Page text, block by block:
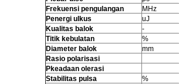
Frekuensi pengulangan
MHz
Penergi ulkus uJ
Kualitas balok
-
Titik kebulatan
%
Diameter balok
mm
Rasio polarisasi
Pkeadaan olerasi
Stabilitas pulsa
%